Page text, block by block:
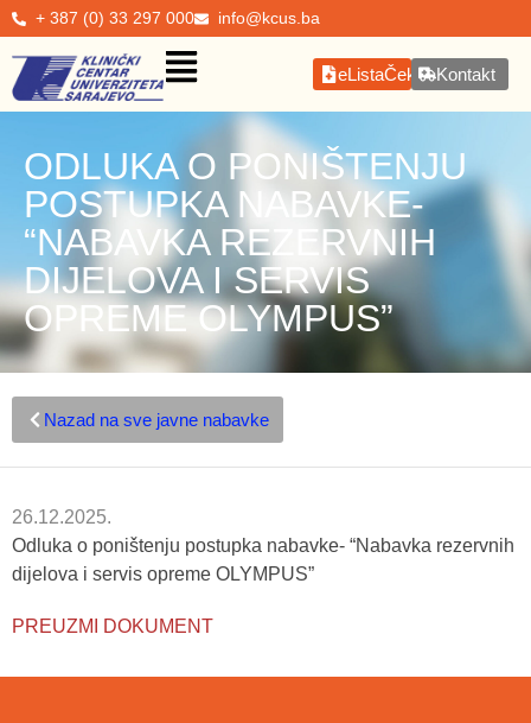
+ 387 (0) 33 297 000 info@kcus.ba
eListaČekanjaKontakt
ODLUKA O PONIŠTENJU
POSTUPKA NABAVKE-
“NABAVKA REZERVNIH
DIJELOVA I SERVIS
OPREME OLYMPUS”
Nazad na sve javne nabavke
26.12.2025.
Odluka o poništenju postupka nabavke- “Nabavka rezervnih
dijelova i servis opreme OLYMPUS”
PREUZMI DOKUMENT